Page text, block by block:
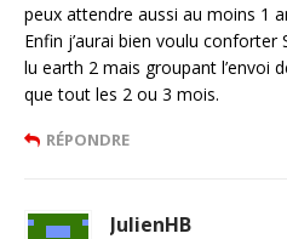
peux attendre aussi au moins 1
Enfin j’aurai bien voulu conforter
lu earth 2 mais groupant l’envoi
que tout les 2 ou 3 mois.
RÉPONDRE
JulienHB